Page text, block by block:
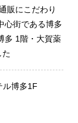
販にこだわり
心街である博多
多 1階・大賀薬
た
ル博多1F